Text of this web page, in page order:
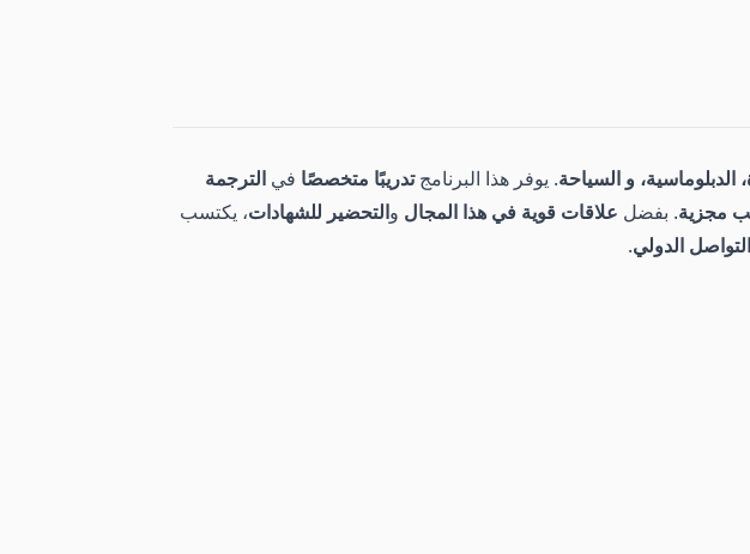
الدبلوماسية، و السياحة. يوفر هذا البرنامجتدريبًا متخصصًا في الترجمة
مجزية. بفضل علاقات قوية في هذا المجال والتحضير للشهادات، يكتسب
الدولي.